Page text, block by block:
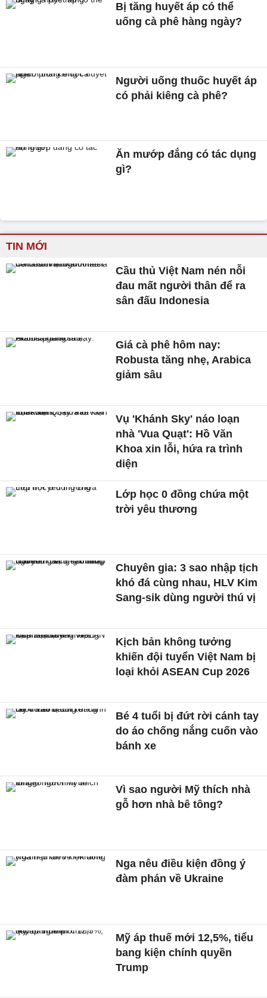
Bị tăng huyết áp có thể
uống cà phê hàng ngày?
Người uống thuốc huyết áp
có phải kiêng cà phê?
Ăn mướp đắng có tác dụng
gì?
TIN MỚI
Cầu thủ Việt Nam nén nỗi
đau mất người thân để ra
sân đấu Indonesia
Giá cà phê hôm nay:
Robusta tăng nhẹ, Arabica
giảm sâu
Vụ 'Khánh Sky' náo loạn
nhà 'Vua Quạt': Hồ Văn
Khoa xin lỗi, hứa ra trình
diện
Lớp học 0 đồng chứa một
trời yêu thương
Chuyên gia: 3 sao nhập tịch
khó đá cùng nhau, HLV Kim
Sang-sik dùng người thú vị
Kịch bản không tưởng
khiến đội tuyển Việt Nam bị
loại khỏi ASEAN Cup 2026
Bé 4 tuổi bị đứt rời cánh tay
do áo chống nắng cuốn vào
bánh xe
Vì sao người Mỹ thích nhà
gỗ hơn nhà bê tông?
Nga nêu điều kiện đồng ý
đàm phán về Ukraine
Mỹ áp thuế mới 12,5%, tiểu
bang kiện chính quyền
Trump